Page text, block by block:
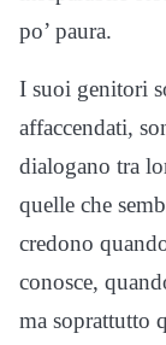
po’ paura.
I suoi genitori
affaccendati,
dialogano tra
quelle che
credono
conosce,
ma soprattutto